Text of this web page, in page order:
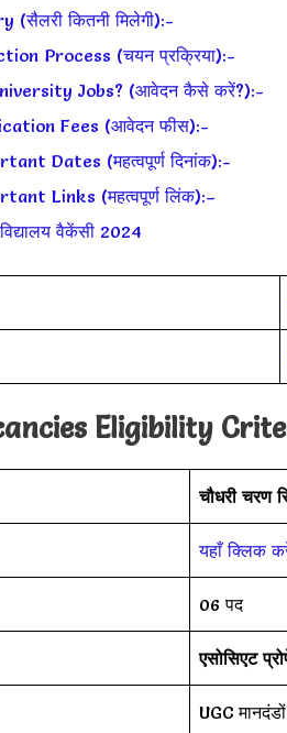
(सैलरी कितनी मिलेगी):-
Process (चयन प्रक्रिया):-
Jobs? (आवेदन कैसे करें?):-
Fees (आवेदन फीस):-
Dates (महत्वपूर्ण दिनांक):-
Links (महत्वपूर्ण लिंक):–
वैकेंसी 2024
Eligibility
चौधरी चरण
यहाँ क्लिक
06 पद
एसोसिएट
UGC